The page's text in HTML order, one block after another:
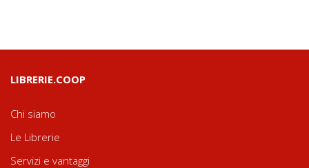
LIBRERIE.COOP
Chi siamo
Le Librerie
Servizi e vantaggi